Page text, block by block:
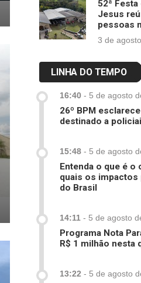
52ª
Jesus
pessoas
3 de
LINHA DO TEMPO
16:40 - 5 de agosto
26º BPM
destinado a
15:48 - 5 de agosto
Entenda o que é o
quais os
do Brasil
14:11 - 5 de agosto
Programa Nota
R$ 1 milhão nesta
13:22 - 5 de agosto